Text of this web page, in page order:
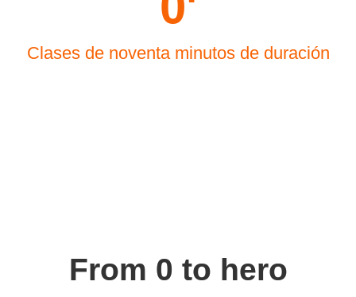
Clases de noventa minutos de duración
From 0 to hero